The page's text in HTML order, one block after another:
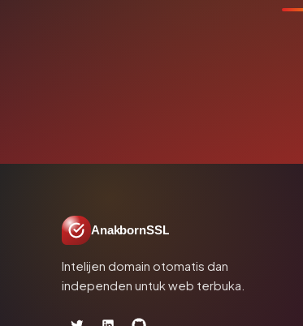
AnakbornSSL
Intelijen domain otomatis dan
independen untuk web terbuka.